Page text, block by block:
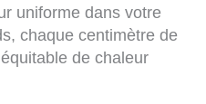
uniforme dans votre
chaque centimètre de
de chaleur